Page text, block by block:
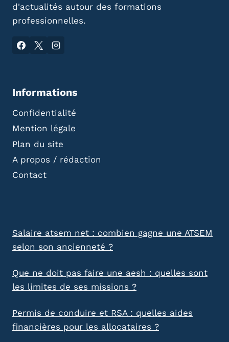
d'actualités autour des formations
professionnelles.
Informations
Confidentialité
Mention légale
Plan du site
A propos / rédaction
Contact
Salaire atsem net : combien gagne une ATSEM
selon son ancienneté ?
Que ne doit pas faire une aesh : quelles sont
les limites de ses missions ?
Permis de conduire et RSA : quelles aides
financières pour les allocataires ?